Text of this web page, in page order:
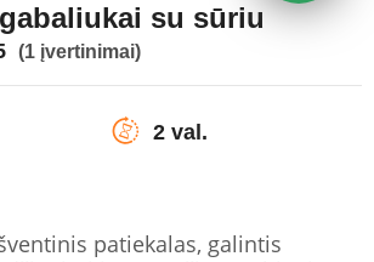
su sūriu
(1 įvertinimai)
2 val.
patiekalas, galintis